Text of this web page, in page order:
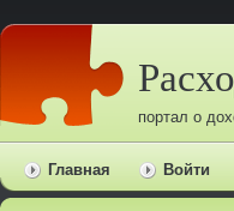
портал о
Главная Войти